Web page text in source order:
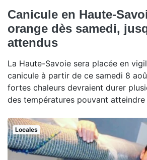
Canicule en Haute-
orange dès samedi,
attendus
La Haute-Savoie sera placée en
canicule à partir de ce samedi 8
fortes chaleurs devraient durer
des températures pouvant atteindre
Locales